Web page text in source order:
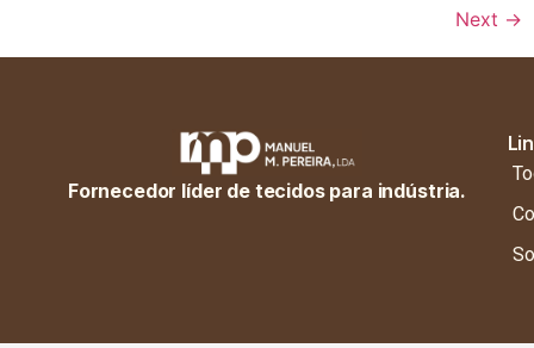
Next →
Fornecedor líder de tecidos para indústria.